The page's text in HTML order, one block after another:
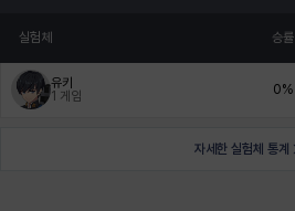
실험체 승률
유키
1 게임 0%
자세한 실험체 통계